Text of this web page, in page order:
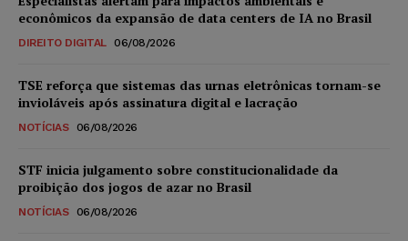
econômicos da expansão de data centers de IA no Brasil
DIREITO DIGITAL 06/08/2026
TSE reforça que sistemas das urnas eletrônicas tornam-se
invioláveis após assinatura digital e lacração
NOTÍCIAS 06/08/2026
STF inicia julgamento sobre constitucionalidade da
proibição dos jogos de azar no Brasil
NOTÍCIAS 06/08/2026